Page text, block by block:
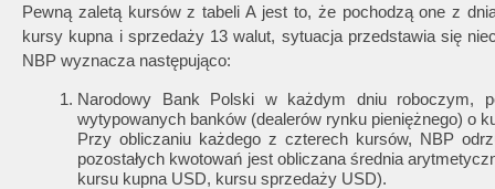
Pewną zaletą kursów z tabeli A jest to, że pochodzą one z
kursy kupna i sprzedaży 13 walut, sytuacja przedstawia się
NBP wyznacza następująco:
Narodowy Bank Polski w każdym dniu roboczym,
wytypowanych banków (dealerów rynku pieniężnego) o
Przy obliczaniu każdego z czterech kursów, NBP
pozostałych kwotowań jest obliczana średnia
kursu kupna USD, kursu sprzedaży USD).